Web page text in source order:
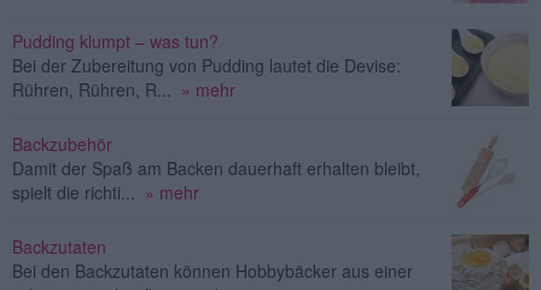
Pudding klumpt – was tun?
Bei der Zubereitung von Pudding lautet die Devise:
Rühren, Rühren, R...
» mehr
Backzubehör
Damit der Spaß am Backen dauerhaft erhalten bleibt,
spielt die richti...
» mehr
Backzutaten
Bei den Backzutaten können Hobbybäcker aus einer